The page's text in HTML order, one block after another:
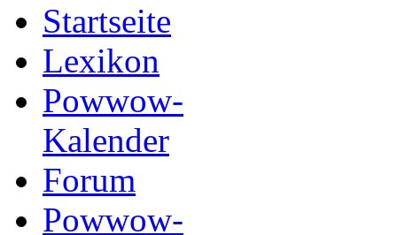
Startseite
Lexikon
Powwow-
Kalender
Forum
Powwow-